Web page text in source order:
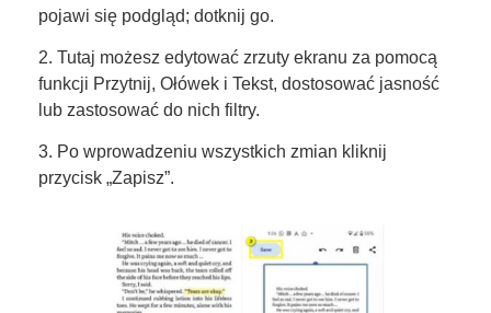
pojawi się podgląd; dotknij go.
2. Tutaj możesz edytować zrzuty ekranu za pomocą
funkcji Przytnij, Ołówek i Tekst, dostosować jasność
lub zastosować do nich filtry.
3. Po wprowadzeniu wszystkich zmian kliknij
przycisk „Zapisz”.